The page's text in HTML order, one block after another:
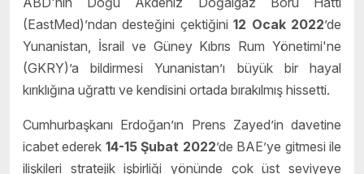
(EastMed)’ndan desteğini çektiğini12 Ocak 2022’de
Yunanistan, İsrail ve Güney Kıbrıs Rum Yönetimi'ne
(GKRY)’a bildirmesi Yunanistan’ı büyük bir hayal
kırıklığına uğrattı ve kendisini ortada bırakılmış hissetti.
Cumhurbaşkanı Erdoğan’ın Prens Zayed’in davetine
icabet ederek 14-15Şubat 2022’de BAE’ye gitmesi ile
ilişkileri stratejik işbirliği yönünde çok üst seviyeye